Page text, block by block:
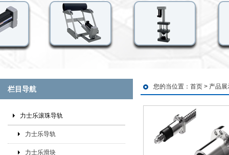
栏目导航
力士乐滚珠导轨
力士乐导轨
力士乐滑块
您的当位置： 首页 > 产品展